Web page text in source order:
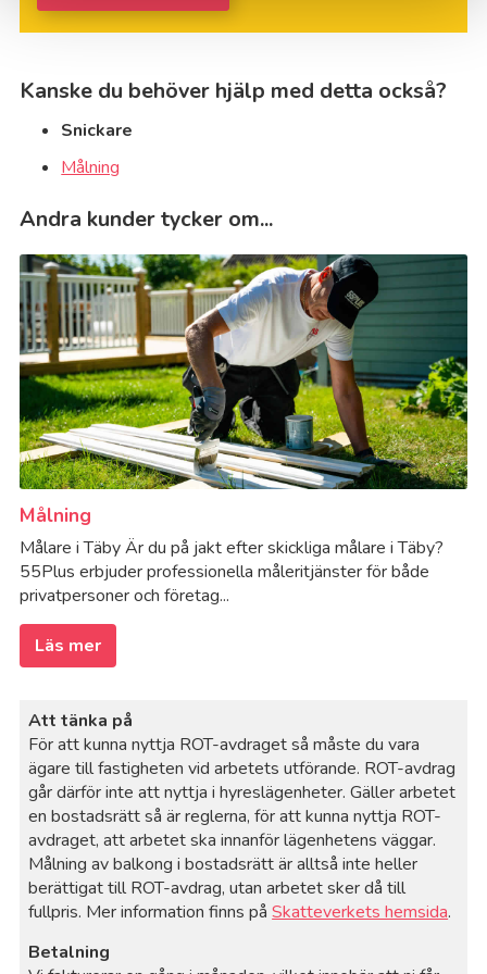
Kanske du behöver hjälp med detta också?
Snickare
Målning
Andra kunder tycker om...
Målning
Målare i Täby Är du på jakt efter skickliga målare i Täby?
55Plus erbjuder professionella måleritjänster för både
privatpersoner och företag...
Läs mer
Att tänka på
För att kunna nyttja ROT-avdraget så måste du vara
ägare till fastigheten vid arbetets utförande. ROT-avdrag
går därför inte att nyttja i hyreslägenheter. Gäller arbetet
en bostadsrätt så är reglerna, för att kunna nyttja ROT-
avdraget, att arbetet ska innanför lägenhetens väggar.
Målning av balkong i bostadsrätt är alltså inte heller
berättigat till ROT-avdrag, utan arbetet sker då till
fullpris. Mer information finns påSkatteverkets hemsida.
Betalning